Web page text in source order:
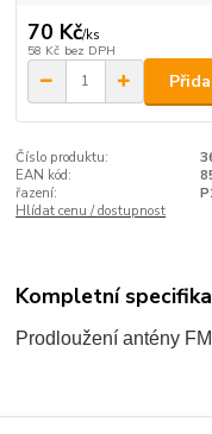
70 Kč/ks
58 Kč bez DPH
Číslo produktu:
EAN kód:
řazení:
Hlídat cenu / dostupnost
Kompletní
Prodloužení antény